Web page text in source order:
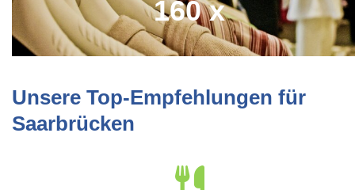
160 x
Unsere Top-Empfehlungen für
Saarbrücken